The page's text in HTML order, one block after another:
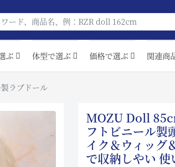
ぶ 体型で選ぶ 価格で選ぶ 関連商
ラブドール
MOZU Doll
フトビニール製
イク＆ウィッグ
で収納しやい